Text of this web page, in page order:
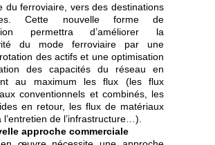
du ferroviaire, vers des destinations
Cette nouvelle forme de
permettra d’améliorer la
du mode ferroviaire par une
des actifs et une optimisation
des capacités du réseau en
au maximum les flux (les flux
conventionnels et combinés, les
en retour, les flux de matériaux
l’entretien de l’infrastructure…).
approche commerciale